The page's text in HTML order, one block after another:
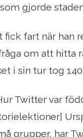
gjorde
fick fart när han
om att hitta
i sin tur tog
Twitter var
grupper, har